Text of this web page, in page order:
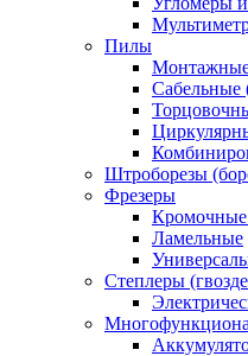
Пилы
Сабельные
Штроборезы
Фрезеры
Кромочные
Ламельные
Степлеры